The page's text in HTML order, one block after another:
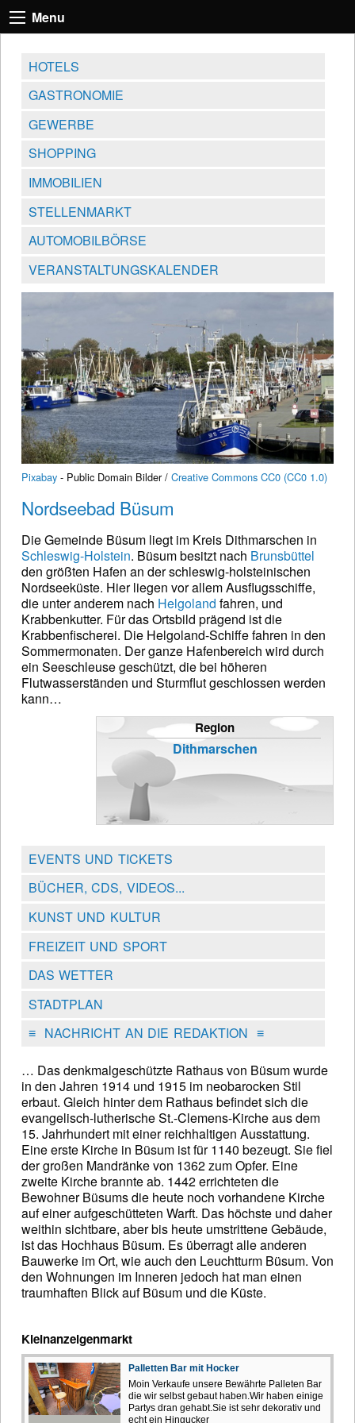
Menu
HOTELS
GASTRONOMIE
GEWERBE
SHOPPING
IMMOBILIEN
STELLENMARKT
AUTOMOBILBÖRSE
VERANSTALTUNGSKALENDER
Pixabay - Public Domain Bilder / Creative Commons CC0 (CC0 1.0)
Nordseebad Büsum
Die Gemeinde Büsum liegt im Kreis Dithmarschen in
Schleswig-Holstein. Büsum besitzt nach Brunsbüttel
den größten Hafen an der schleswig-holsteinischen
Nordseeküste. Hier liegen vor allem Ausflugsschiffe,
die unter anderem nach Helgoland fahren, und
Krabbenkutter. Für das Ortsbild prägend ist die
Krabbenfischerei. Die Helgoland-Schiffe fahren in den
Sommermonaten. Der ganze Hafenbereich wird durch
ein Seeschleuse geschützt, die bei höheren
Flutwasserständen und Sturmflut geschlossen werden
kann…
Region
Dithmarschen
EVENTS UND TICKETS
BÜCHER, CDS, VIDEOS...
KUNST UND KULTUR
FREIZEIT UND SPORT
DAS WETTER
STADTPLAN
≡NACHRICHT AN DIE REDAKTION ≡
… Das denkmalgeschützte Rathaus von Büsum wurde
in den Jahren 1914 und 1915 im neobarocken Stil
erbaut. Gleich hinter dem Rathaus befindet sich die
evangelisch-lutherische St.-Clemens-Kirche aus dem
15. Jahrhundert mit einer reichhaltigen Ausstattung.
Eine erste Kirche in Büsum ist für 1140 bezeugt. Sie fiel
der großen Mandränke von 1362 zum Opfer. Eine
zweite Kirche brannte ab. 1442 errichteten die
Bewohner Büsums die heute noch vorhandene Kirche
auf einer aufgeschütteten Warft. Das höchste und daher
weithin sichtbare, aber bis heute umstrittene Gebäude,
ist das Hochhaus Büsum. Es überragt alle anderen
Bauwerke im Ort, wie auch den Leuchtturm Büsum. Von
den Wohnungen im Inneren jedoch hat man einen
traumhaften Blick auf Büsum und die Küste.
Kleinanzeigenmarkt
Palletten Bar mit Hocker
Moin Verkaufe unsere Bewährte Palleten Bar
die wir selbst gebaut haben.Wir haben einige
Partys dran gehabt.Sie ist sehr dekorativ und
echt ein Hingucker